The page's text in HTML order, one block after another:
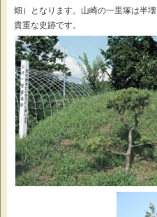
畑）となります。山崎の一里塚は半
貴重な史跡です。